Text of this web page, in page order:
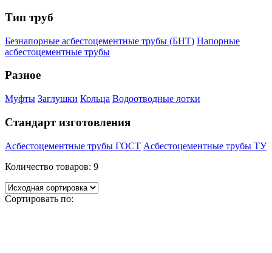
Тип труб
Безнапорные асбестоцементные трубы (БНТ) Напорные
асбестоцементные трубы
Разное
Муфты Заглушки Кольца Водоотводные лотки
Стандарт изготовления
Асбестоцементные трубы ГОСТ Асбестоцементные трубы ТУ
Количество товаров: 9
Сортировать по: